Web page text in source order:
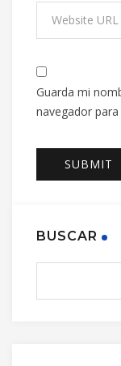
Guarda mi
navegador
BUSCAR